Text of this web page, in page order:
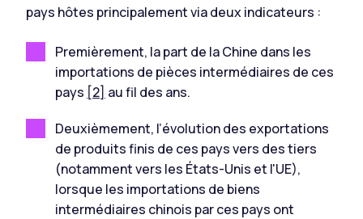
pays hôtes principalement via deux indicateurs :
Premièrement, la part de la Chine dans les
importations de pièces intermédiaires de ces
pays [2] au fil des ans.
Deuxièmement, l’évolution des exportations
de produits finis de ces pays vers des tiers
(notamment vers les États-Unis et l'UE),
lorsque les importations de biens
intermédiaires chinois par ces pays ont